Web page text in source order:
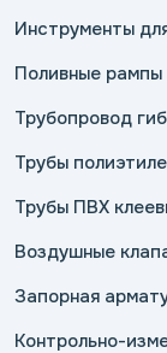
Инструменты
Поливные рампы
Трубопровод
Трубы
Трубы ПВХ
Воздушные
Запорная
Контрольно-